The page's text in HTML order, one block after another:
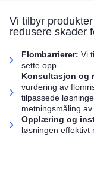
Vi tilbyr
redusere skader
Flombarrierer: Vi
sette opp.
Konsultasjon og
vurdering av
tilpassede
metningsmåling av
Opplæring og
løsningen effektivt